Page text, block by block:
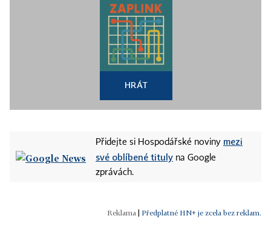
HRÁT
Přidejte si Hospodářské noviny mezi
své oblíbené tituly na Google
zprávách.
Předplatné HN+ je zcela bez reklam.